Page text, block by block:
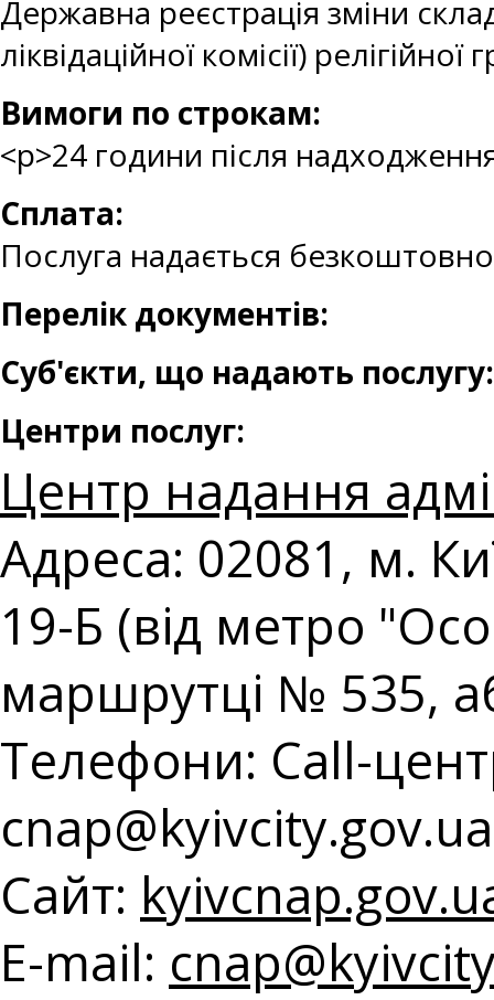
Державна реєстрація зміни
ліквідаційної комісії)
Вимоги по строкам:
<p>24 години після
Сплата:
Послуга надається безкоштовно
Перелік документів:
Суб'єкти, що надають послугу:
Центри послуг:
Центр надання
Адреса: 02081, м.
19-Б (від метро
маршрутці № 535,
Телефони: Call-
сnap@kyivcity.gov.ua
Сайт:
E-mail: с